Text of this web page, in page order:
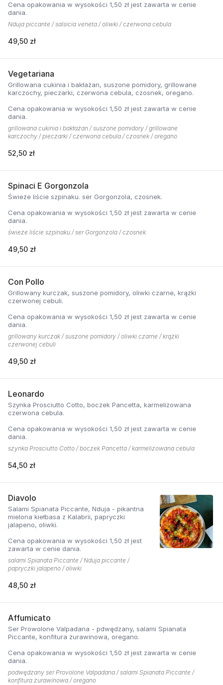
Cena opakowania w wysokości 1,50 zł jest zawarta w cenie
dania.
Nduja piccante / salsicia veneta / oliwki / czerwona cebula
49,50 zł
Vegetariana
Grillowana cukinia i bakłażan, suszone pomidory, grillowane
karczochy, pieczarki, czerwona cebula, czosnek, oregano.
Cena opakowania w wysokości 1,50 zł jest zawarta w cenie
dania.
grillowana cukinia i bakłażan / suszone pomidory / grillowane
karczochy / pieczarki / czerwona cebula / czosnek / oregano
52,50 zł
Spinaci E Gorgonzola
Świeże liście szpinaku. ser Gorgonzola, czosnek.
Cena opakowania w wysokości 1,50 zł jest zawarta w cenie
dania.
świeże liście szpinaku / ser Gorgonzola / czosnek
49,50 zł
Con Pollo
Grillowany kurczak, suszone pomidory, oliwki czarne, krążki
czerwonej cebuli.
Cena opakowania w wysokości 1,50 zł jest zawarta w cenie
dania.
grillowany kurczak / suszone pomidory / oliwki czarne / krążki
czerwonej cebuli
49,50 zł
Leonardo
Szynka Prosciutto Cotto, boczek Pancetta, karmelizowana
czerwona cebula.
Cena opakowania w wysokości 1,50 zł jest zawarta w cenie
dania.
szynka Prosciutto Cotto / boczek Pancetta / karmelizowana cebula
54,50 zł
Diavolo
Salami Spianata Piccante, Nduja - pikantna
mielona kiełbasa z Kalabrii, papryczki
jalapeno, oliwki.
Cena opakowania w wysokości 1,50 zł jest
zawarta w cenie dania.
salami Spianata Piccante / Nduja piccante /
papryczki jalapeno / oliwki
48,50 zł
Affumicato
Ser Prowolone Valpadana - pdwędzany, salami Spianata
Piccante, konfitura żurawinowa, oregano.
Cena opakowania w wysokości 1,50 zł jest zawarta w cenie
dania.
podwędzany ser Provolone Valpadana / salami Spianata Piccante /
konfitura żurawinowa / oregano